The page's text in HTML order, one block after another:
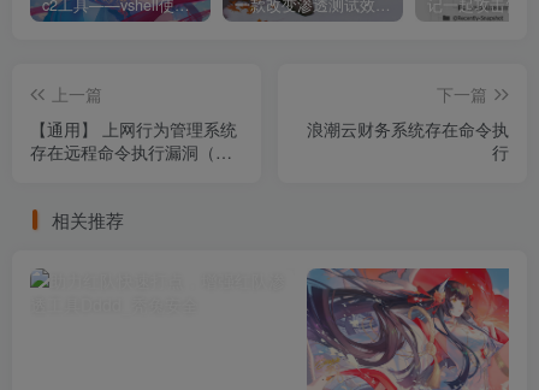
c2工具——vshell使用和下载 一款改变渗透测试效率的黑科技 —— dddd
上一篇
【通用】 上网行为管理系统
存在远程命令执行漏洞（上
下一篇
浪潮云财务系统存在命令执
行
相关推荐